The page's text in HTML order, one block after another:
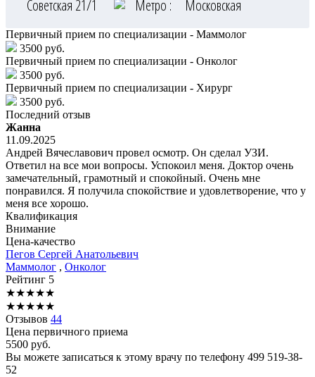
Советская 21/1 Метро : Московская
Первичный прием по специализации - Маммолог
3500 руб.
Первичный прием по специализации - Онколог
3500 руб.
Первичный прием по специализации - Хирург
3500 руб.
Последний отзыв
Жанна
11.09.2025
Андрей Вячеславович провел осмотр. Он сделал УЗИ.
Ответил на все мои вопросы. Успокоил меня. Доктор очень
замечательный, грамотный и спокойный. Очень мне
понравился. Я получила спокойствие и удовлетворение, что у
меня все хорошо.
Квалификация
Внимание
Цена-качество
Пегов Сергей Анатольевич
Маммолог , Онколог
Рейтинг 5
★★★★★
★★★★★
Отзывов 44
Цена первичного приема
5500 руб.
Вы можете записаться к этому врачу по телефону 499 519-38-
52